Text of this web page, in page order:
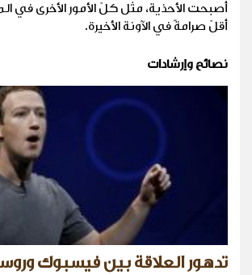
أصبحت الأحذية، مثل كلّ الأمور الأخرى في
أقلّ صرامةً في الآونة الأخيرة.
نصائح وإرشادات
تدهور العلاقة بين فيسبوك